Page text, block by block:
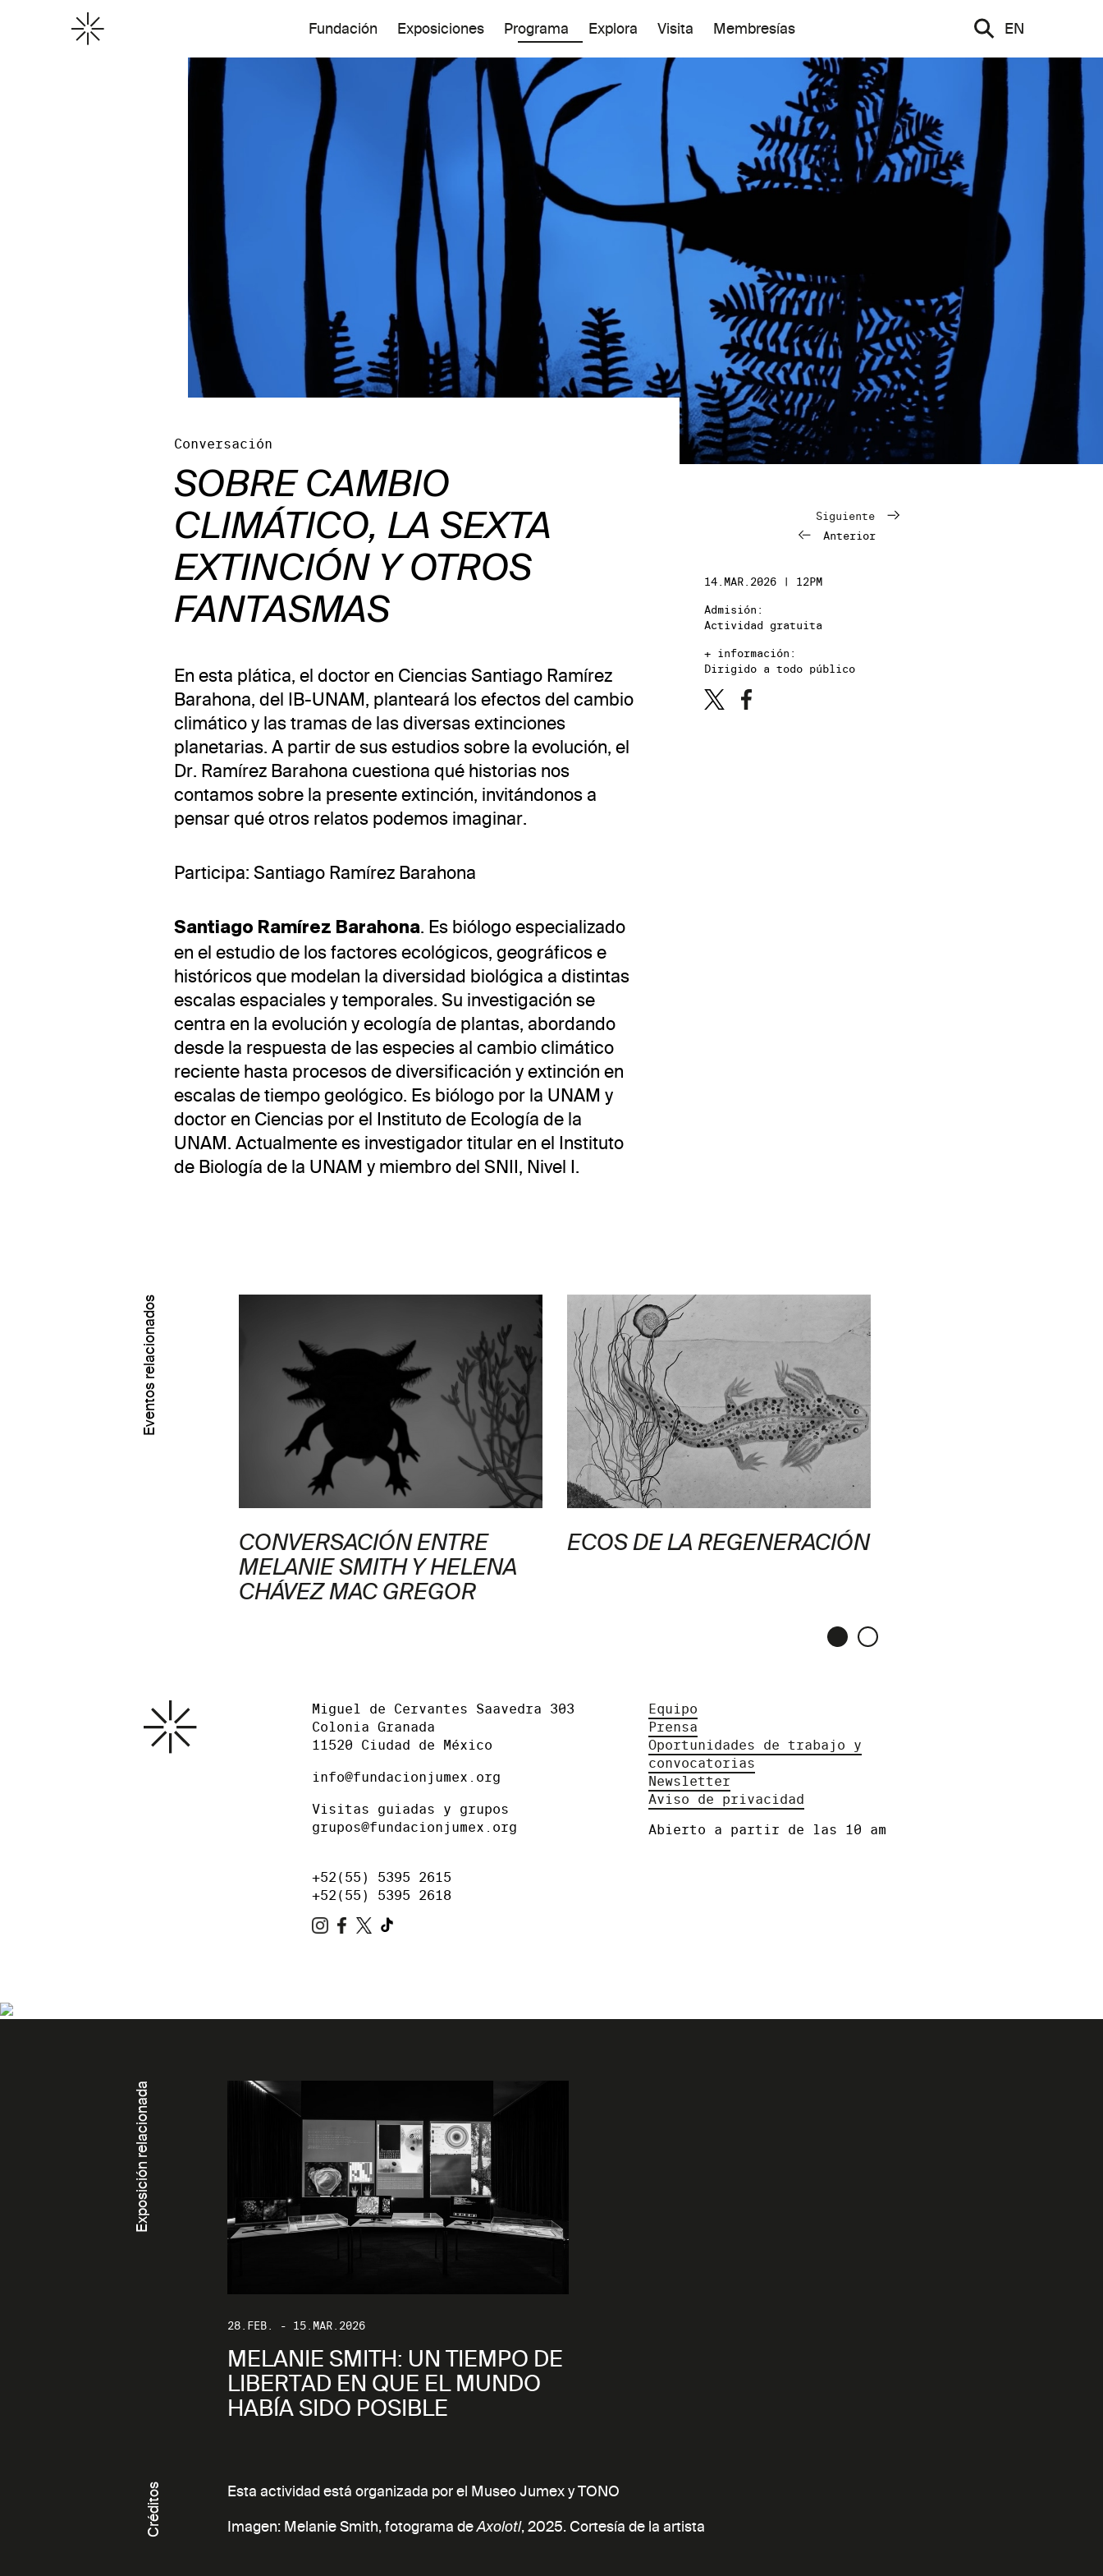
Fundación Exposiciones Programa Explora Visita Membresías EN
Siguiente
Anterior
14.MAR.2026 | 12PM
Admisión:
Actividad gratuita
+ información:
Dirigido a todo público
Conversación
SOBRE CAMBIO
CLIMÁTICO, LA SEXTA
EXTINCIÓN Y OTROS
FANTASMAS
En esta plática, el doctor en Ciencias Santiago Ramírez
Barahona, del IB-UNAM, planteará los efectos del cambio
climático y las tramas de las diversas extinciones
planetarias. A partir de sus estudios sobre la evolución, el
Dr. Ramírez Barahona cuestiona qué historias nos
contamos sobre la presente extinción, invitándonos a
pensar qué otros relatos podemos imaginar.
Participa: Santiago Ramírez Barahona
Santiago Ramírez Barahona. Es biólogo especializado
en el estudio de los factores ecológicos, geográficos e
históricos que modelan la diversidad biológica a distintas
escalas espaciales y temporales. Su investigación se
centra en la evolución y ecología de plantas, abordando
desde la respuesta de las especies al cambio climático
reciente hasta procesos de diversificación y extinción en
escalas de tiempo geológico. Es biólogo por la UNAM y
doctor en Ciencias por el Instituto de Ecología de la
UNAM. Actualmente es investigador titular en el Instituto
de Biología de la UNAM y miembro del SNII, Nivel I.
Eventos relacionados
CONVERSACIÓN ENTRE
MELANIE SMITH Y HELENA
CHÁVEZ MAC GREGOR
ECOS DE LA REGENERACIÓN
Exposición relacionada
28.FEB. - 15.MAR.2026
MELANIE SMITH: UN TIEMPO DE
LIBERTAD EN QUE EL MUNDO
HABÍA SIDO POSIBLE
Créditos
Esta actividad está organizada por el Museo Jumex y TONO
Imagen: Melanie Smith, fotograma deAxolotl, 2025. Cortesía de la artista
Miguel de Cervantes Saavedra 303
Colonia Granada
11520 Ciudad de México
info@fundacionjumex.org
Visitas guiadas y grupos
grupos@fundacionjumex.org
+52(55) 5395 2615
+52(55) 5395 2618
Equipo
Prensa
Oportunidades de trabajo y
convocatorias
Newsletter
Aviso de privacidad
Abierto a partir de las 10 am